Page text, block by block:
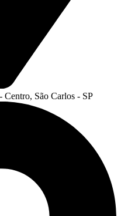
São Carlos - SP